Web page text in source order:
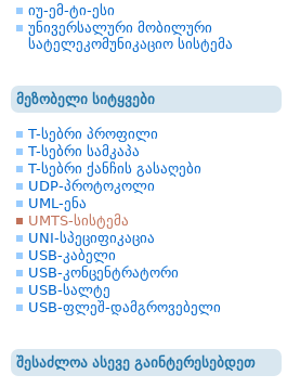
იუ-ემ-ტი-ესი
უნივერსალური მობილური
სატელეკომუნიკაციო სისტემა
მეზობელი სიტყვები
T-სებრი პროფილი
T-სებრი სამკაპა
T-სებრი ქანჩის გასაღები
UDP-პროტოკოლი
UML-ენა
UMTS-სისტემა
UNI-სპეციფიკაცია
USB-კაბელი
USB-კონცენტრატორი
USB-სალტე
USB-ფლეშ-დამგროვებელი
შესაძლოა ასევე გაინტერესებდეთ